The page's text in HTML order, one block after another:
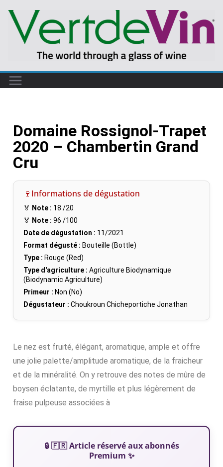
Domaine Rossignol-Trapet
2020 – Chambertin Grand
Cru
🍷Informations de dégustation
🏅 Note : 18 /20
🏅 Note : 96 /100
Date de dégustation : 11/2021
Format dégusté : Bouteille (Bottle)
Type : Rouge (Red)
Type d'agriculture : Agriculture Biodynamique
(Biodynamic Agriculture)
Primeur : Non (No)
Dégustateur : Choukroun Chicheportiche Jonathan
Le nez est fruité, élégant, aromatique, ample et offre
une jolie palette/amplitude aromatique, de la fraicheur
et de la minéralité. On y retrouve des notes de mûre de
boysen éclatante, de myrtille et plus légèrement de
fraise pulpeuse associées à
🔒 🇫🇷 Article réservé aux abonnés
Premium ✨